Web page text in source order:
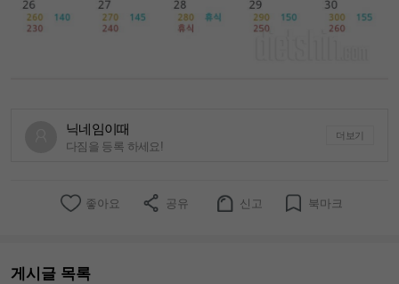
닉네임이때
다짐을 등록 하세요!
더보기
좋아요 공유 신고 북마크
게시글 목록